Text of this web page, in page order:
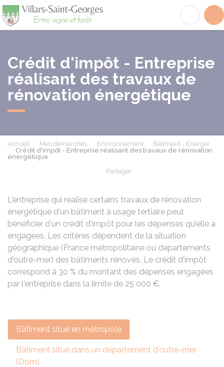
Crédit d'impôt - Entreprise
réalisant des travaux de
rénovation énergétique
Accueil Mes démarches Environnement
Bâtiment - Énergie
Crédit d'impôt - Entreprise réalisant des travaux de rénovation
énergétique
Partager
L'entreprise qui réalise certains travaux de rénovation
énergétique d'un bâtiment à usage tertiaire peut
bénéficier d'un crédit d'impôt pour les dépenses qu'elle a
engagées. Les critères dépendent de la situation
géographique (France métropolitaine ou départements
d'outre-mer) des bâtiments rénovés. Le crédit d'impôt
correspond à 30 % du montant des dépenses engagées
par l'entreprise dans la limite de 25 000 €.
Bâtiment situé en métropole
Bâtiment situé dans un département d'outre-mer
(Dom)